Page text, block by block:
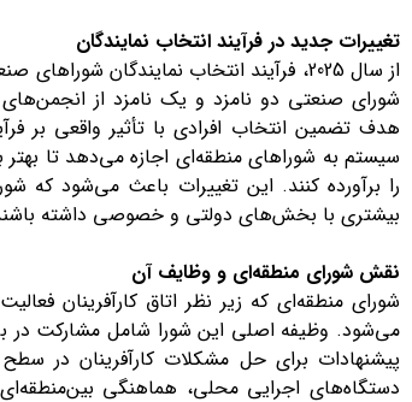
تغییرات جدید در فرآیند انتخاب نمایندگان
از سال 2025، فرآیند انتخاب نمایندگان
شورای صنعتی دو نامزد و یک نامزد از
هدف تضمین انتخاب افرادی با تأثیر واقعی بر
سیستم به شوراهای منطقه‌ای اجازه می‌دهد تا
را برآورده کنند. این تغییرات باعث می‌شود که
بیشتری با بخش‌های دولتی و خصوصی داشته
نقش شورای منطقه‌ای و وظایف آن
شورای منطقه‌ای که زیر نظر اتاق کارآفرینان
می‌شود. وظیفه اصلی این شورا شامل مشارکت در
پیشنهادات برای حل مشکلات کارآفرینان در
دستگاه‌های اجرایی محلی، هماهنگی